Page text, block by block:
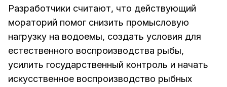
Разработчики считают, что действующий
мораторий помог снизить промысловую
нагрузку на водоемы, создать условия для
естественного воспроизводства рыбы,
усилить государственный контроль и начать
искусственное воспроизводство рыбных